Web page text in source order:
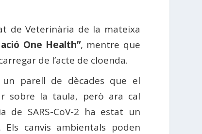
de Veterinària de la mateixa
One Health”, mentre que
de l’acte de cloenda.
parell de dècades que el
sobre la taula, però ara cal
de SARS-CoV-2 ha estat un
canvis ambientals poden